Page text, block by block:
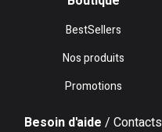
BestSellers
Nos produits
Promotions
Besoin d'aide / Contacts